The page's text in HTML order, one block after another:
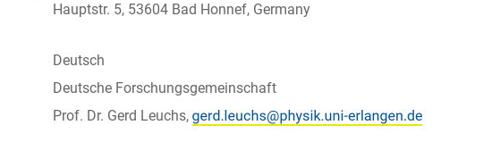
Hauptstr. 5, 53604 Bad Honnef, Germany
Deutsch
Deutsche Forschungsgemeinschaft
Prof. Dr. Gerd Leuchs,